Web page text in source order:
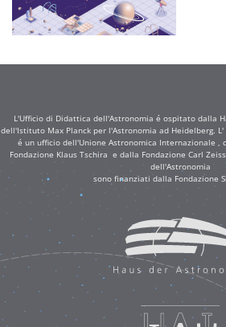
L'Ufficio di Didattica dell'Astronomia é ospitato dalla
dell'Istituto Max Planck per l'Astronomia ad Heidelberg.
é un ufficio dell'Unione Astronomica Internazionale ,
Fondazione Klaus Tschira e dalla Fondazione Carl
dell'Astronomia
sono finanziati dalla Fondazione